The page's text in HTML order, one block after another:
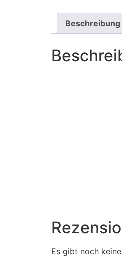
Beschreibung
1 x
Es gibt noch